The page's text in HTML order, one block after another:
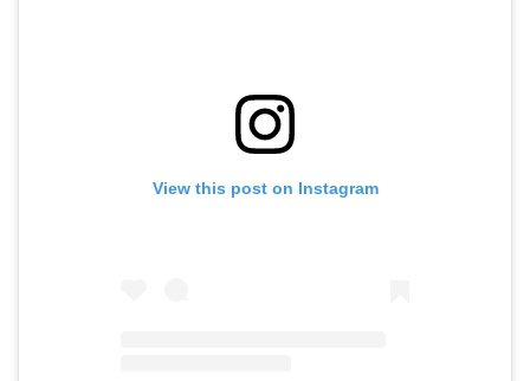
View this post on Instagram